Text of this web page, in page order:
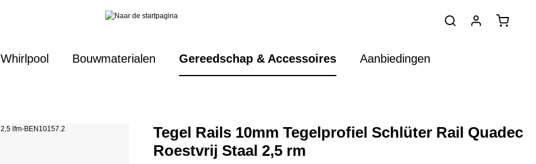
Whirlpool Bouwmaterialen Gereedschap & Accessoires Aanbiedingen
Tegel Rails 10mm Tegelprofiel Schlüter Rail Quadec
Roestvrij Staal 2,5 rm